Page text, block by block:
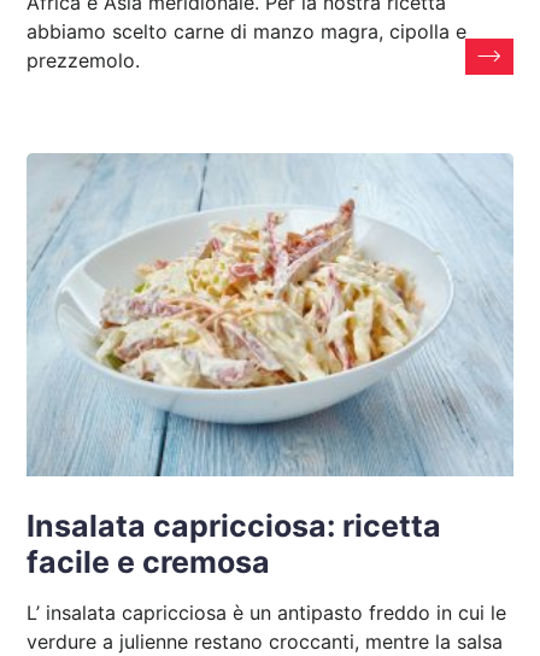
abbiamo scelto carne di manzo magra, cipolla e
prezzemolo.
Insalata capricciosa: ricetta
facile e cremosa
L’ insalata capricciosa è un antipasto freddo in cui le
verdure a julienne restano croccanti, mentre la salsa